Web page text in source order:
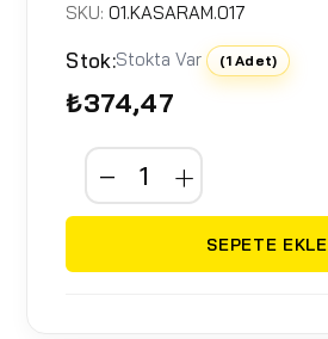
SKU:01.KASARAM.017
Stok:Stokta Var (1 Adet)
₺374,47
SEPETE EKLE